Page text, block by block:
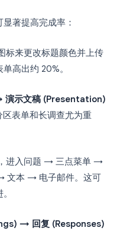
著提高完成率：
标来更改标题颜色并上传
高出约 20%。
示文稿 (Presentation)
表单和长调查尤为重
进入问题 → 三点菜单 →
文本 → 电子邮件。这可
→ 回复 (Responses)